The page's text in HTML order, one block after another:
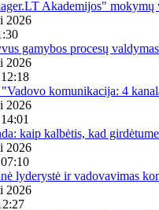
Akademijos" mokymų
2026
gamybos procesų
2026
komunikacija: 4
2026
kaip kalbėtis, kad
2026
lyderystė ir vadovavimas
2026